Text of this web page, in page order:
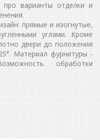
про варианты отделки и
прямые и изогнутые,
углами. Кроме
двери до положения
Материал фурнитуры -
обработки